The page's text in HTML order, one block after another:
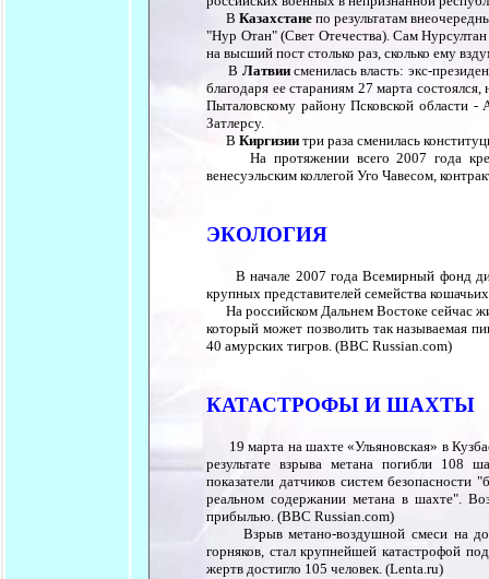
ВКазахстане по результатам
"Нур Отан" (Свет Отечества). Сам
на высший пост столько раз, сколько ему
В Латвиисменилась власть: экс-
благодаря ее стараниям 27 марта
Пыталовскому району Псковской области -
Затлерсу.
ВКиргизии три раза сменилась
На протяжении всего 2007 года
венесуэльским коллегой Уго Чавесом,
ЭКОЛОГИЯ
В начале 2007 года Всемирный фонд
крупных представителей семейства
На российском Дальнем Востоке сейчас
который может позволить так называемая
40 амурских тигров. (BBC Russian.com)
КАТАСТРОФЫ И ШАХТЫ
19 марта на шахте «Ульяновская» в
результате взрыва метана погибли 108
показатели датчиков систем
реальном содержании метана в шахте".
прибылью. (BBC Russian.com)
Взрыв метано-воздушной смеси на
горняков, стал крупнейшей катастрофой
жертв достигло 105 человек. (Lenta.ru)